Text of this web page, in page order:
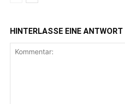
HINTERLASSE EINE ANTWORT